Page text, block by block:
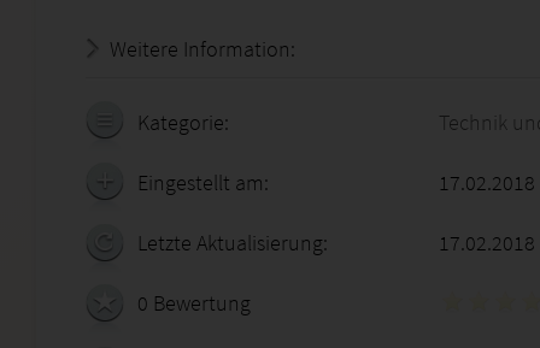
Weitere Information:
Kategorie: Technik
Eingestellt am:
Letzte Aktualisierung: 17.02.2018
0 Bewertung